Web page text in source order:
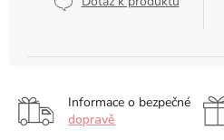
Informace o bezpečné
dopravě